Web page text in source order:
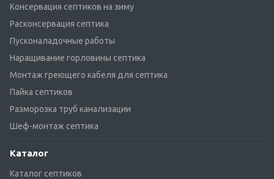
Консервация септиков на зиму
Расконсервация септика
Пусконаладочные работы
Наращивание горловины септика
Монтаж греющего кабеля для септика
Пайка септиков
Разморозка труб канализации
Шеф-монтаж септика
Каталог
Каталог септиков